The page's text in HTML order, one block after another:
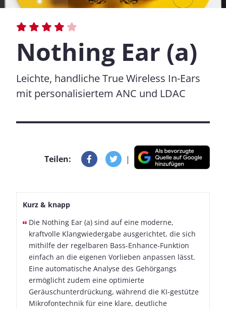
Nothing Ear (a)
Leichte, handliche True Wireless In-Ears
mit personalisiertem ANC und LDAC
Teilen: |
Kurz & knapp
Die Nothing Ear (a) sind auf eine moderne,
kraftvolle Klangwiedergabe ausgerichtet, die sich
mithilfe der regelbaren Bass-Enhance-Funktion
einfach an die eigenen Vorlieben anpassen lässt.
Eine automatische Analyse des Gehörgangs
ermöglicht zudem eine optimierte
Geräuschunterdrückung, während die KI-gestütze
Mikrofontechnik für eine klare, deutliche